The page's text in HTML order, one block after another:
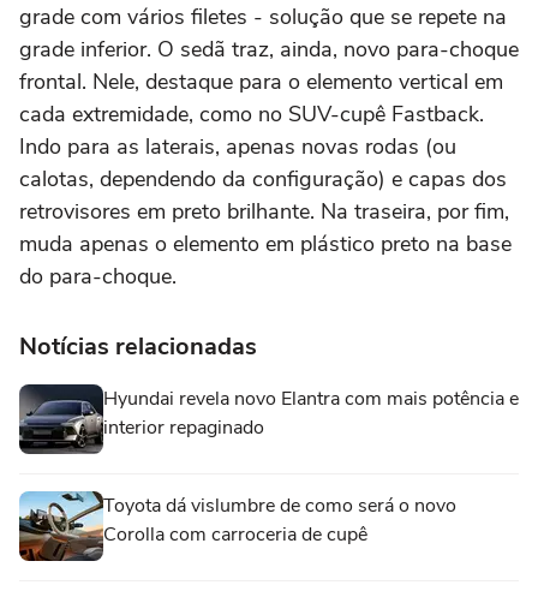
grade com vários filetes - solução que se repete na
grade inferior. O sedã traz, ainda, novo para-choque
frontal. Nele, destaque para o elemento vertical em
cada extremidade, como no SUV-cupê Fastback.
Indo para as laterais, apenas novas rodas (ou
calotas, dependendo da configuração) e capas dos
retrovisores em preto brilhante. Na traseira, por fim,
muda apenas o elemento em plástico preto na base
do para-choque.
Notícias relacionadas
Hyundai revela novo Elantra com mais potência e
interior repaginado
Toyota dá vislumbre de como será o novo
Corolla com carroceria de cupê